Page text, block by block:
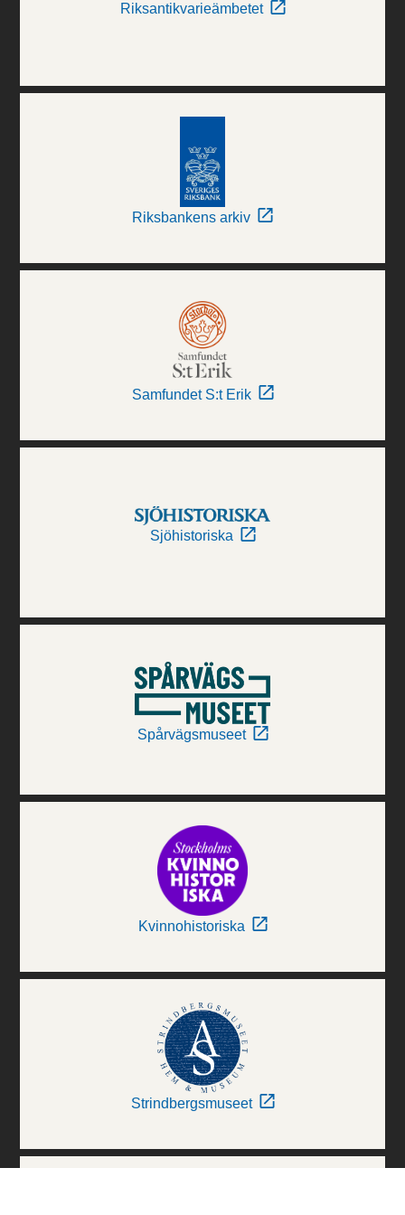
Riksantikvarieämbetet
Riksbankens arkiv
Samfundet S:t Erik
Sjöhistoriska
Spårvägsmuseet
Kvinnohistoriska
Strindbergsmuseet